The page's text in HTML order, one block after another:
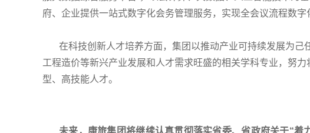
府、企业提供一站式数字化会务管理服务，实现全会议流程数
在科技创新人才培养方面，集团以推动产业可持续发展为己
工程造价等新兴产业发展和人才需求旺盛的相关学科专业，努
型、高技能人才。
未来，康旅集团将继续认真贯彻落实省委、省政府关于“